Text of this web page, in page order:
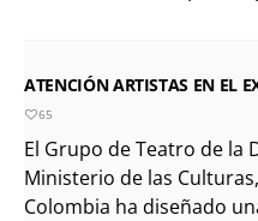
ATENCIÓN ARTISTAS EN EL
65
El Grupo de Teatro de la
Ministerio de las
Colombia ha diseñado